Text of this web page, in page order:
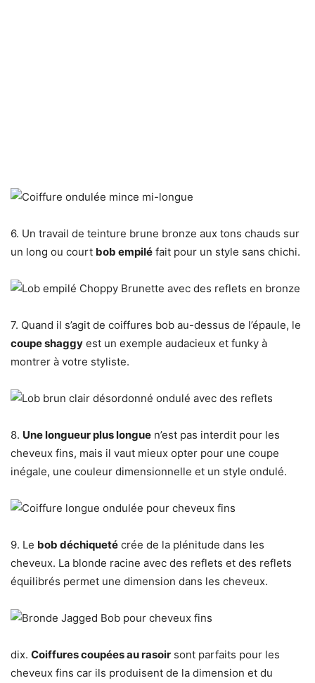
6. Un travail de teinture brune bronze aux tons chauds sur
un long ou court bob empilé fait pour un style sans chichi.
7. Quand il s’agit de coiffures bob au-dessus de l’épaule, le
coupe shaggy est un exemple audacieux et funky à
montrer à votre styliste.
8. Une longueur plus longue n’est pas interdit pour les
cheveux fins, mais il vaut mieux opter pour une coupe
inégale, une couleur dimensionnelle et un style ondulé.
9. Le bob déchiqueté crée de la plénitude dans les
cheveux. La blonde racine avec des reflets et des reflets
équilibrés permet une dimension dans les cheveux.
dix. Coiffures coupées au rasoir sont parfaits pour les
cheveux fins car ils produisent de la dimension et du